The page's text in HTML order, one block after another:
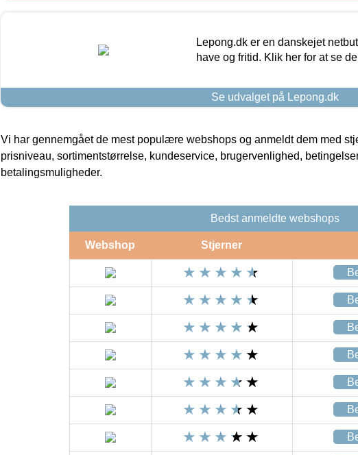
Lepong.dk er en danskejet
have og fritid. Klik her for at se
Se udvalget på Lepong.dk
Vi har gennemgået de mest populære webshops og anmeldt dem med
prisniveau, sortimentstørrelse, kundeservice, brugervenlighed,
betalingsmuligheder.
Bedst anmeldte webshops
Webshop Stjerner